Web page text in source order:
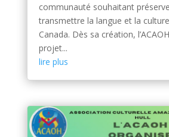
communauté souhaitant
transmettre la langue et la
Canada. Dès sa création,
projet...
lire plus